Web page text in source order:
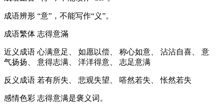
成语辨形 “意”，不能写作“义”。
成语繁体 志得意滿
近义成语 心满意足、 如愿以偿、 称心如意、 沾沾自喜、 意
气扬扬、 意得志满、 洋洋得意、 志足意满
反义成语 若有所失、 悲观失望、 嗒然若失、 怅然若失
感情色彩 志得意满是褒义词。